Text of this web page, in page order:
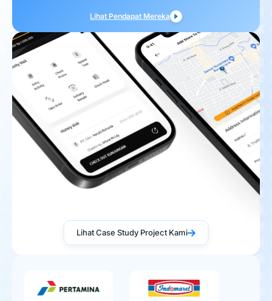
Lihat Pendapat Mereka
Lihat Case Study Project Kami